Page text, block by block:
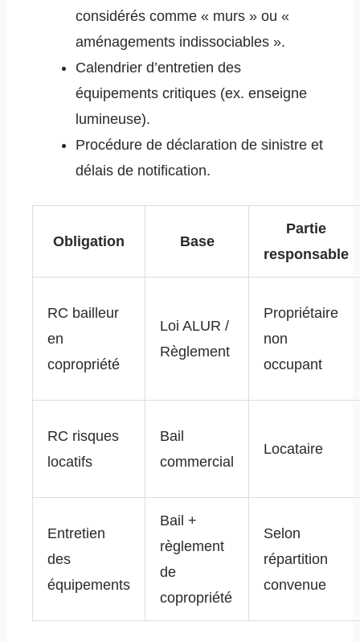
considérés comme « murs » ou «
aménagements indissociables ».
Calendrier d’entretien des
équipements critiques (ex. enseigne
lumineuse).
Procédure de déclaration de sinistre et
délais de notification.
Obligation Base
Partie
responsable
RC bailleur
en
copropriété
Loi ALUR /
Règlement
Propriétaire
non
occupant
RC risques
locatifs
Bail
commercial
Locataire
Entretien
des
équipements
Bail +
règlement
de
copropriété
Selon
répartition
convenue